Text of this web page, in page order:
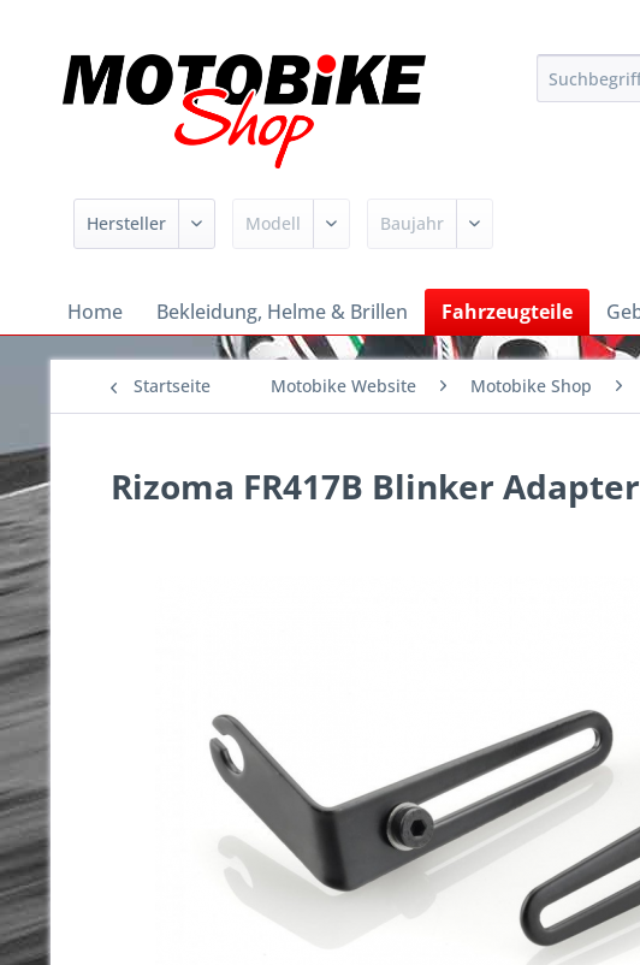
Home Bekleidung, Helme & Brillen Fahrzeugteile
Startseite Motobike Website Motobike Shop
Rizoma FR417B Blinker